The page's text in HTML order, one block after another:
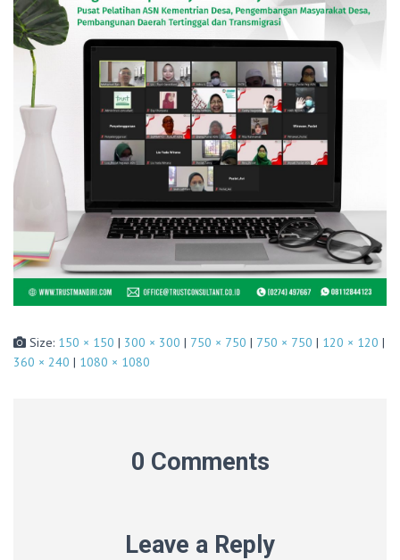
Size: 150 × 150 | 300 × 300 | 750 × 750 | 750 × 750 | 120 × 120 |
360 × 240 | 1080 × 1080
0 Comments
Leave a Reply